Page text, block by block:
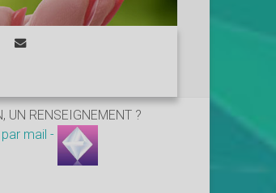
UN RENSEIGNEMENT ?
mail -